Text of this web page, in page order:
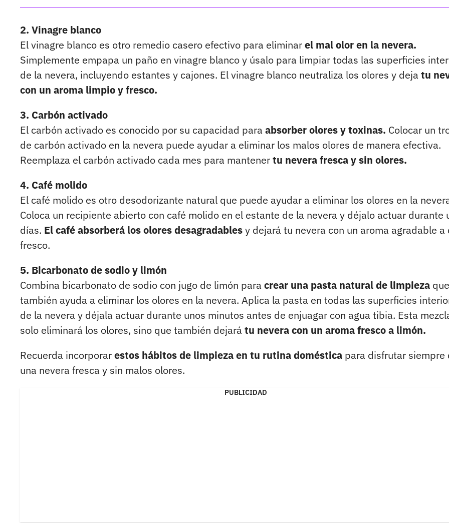
2. Vinagre blanco
El vinagre blanco es otro remedio casero efectivo para eliminarel mal olor en la nevera.
Simplemente empapa un paño en vinagre blanco y úsalo para limpiar todas las superficies
de la nevera, incluyendo estantes y cajones. El vinagre blanco neutraliza los olores y deja tu
con un aroma limpio y fresco.
3. Carbón activado
El carbón activado es conocido por su capacidad para absorber olores y toxinas. Colocar un
de carbón activado en la nevera puede ayudar a eliminar los malos olores de manera efectiva.
Reemplaza el carbón activado cada mes para mantenertu nevera fresca y sin olores.
4. Café molido
El café molido es otro desodorizante natural que puede ayudar a eliminar los olores en la
Coloca un recipiente abierto con café molido en el estante de la nevera y déjalo actuar durante
días. El café absorberá los olores desagradablesy dejará tu nevera con un aroma agradable a
fresco.
5. Bicarbonato de sodio y limón
Combina bicarbonato de sodio con jugo de limón para crear una pasta natural de limpieza que
también ayuda a eliminar los olores en la nevera. Aplica la pasta en todas las superficies
de la nevera y déjala actuar durante unos minutos antes de enjuagar con agua tibia. Esta
solo eliminará los olores, sino que también dejará tu nevera con un aroma fresco a limón.
Recuerda incorporarestos hábitos de limpieza en tu rutina doméstica para disfrutar siempre
una nevera fresca y sin malos olores.
PUBLICIDAD